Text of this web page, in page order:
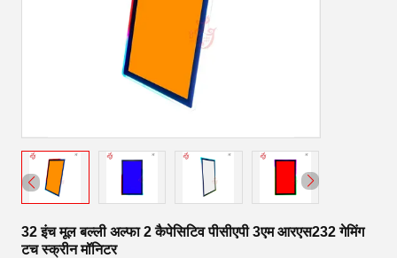
32 इंच मूल बल्ली अल्फा 2 कैपेसिटिव पीसीएपी 3एम आरएस232 गेमिंग
टच स्क्रीन मॉनिटर